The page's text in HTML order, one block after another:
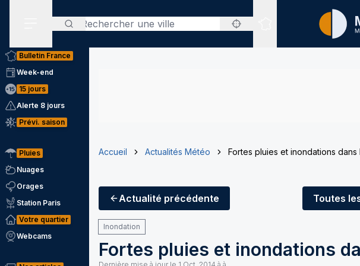
Rechercher
Sites expertisés
Bulletin France
Week-end
15 jours
Alerte 8 jours
Prévi. saison
Pluies
Nuages
Orages
Station Paris
Votre quartier
Webcams
Accueil Actualités Météo Fortes pluies et inondations
Actualité précédente Toutes
Inondation
Fortes pluies et inondations